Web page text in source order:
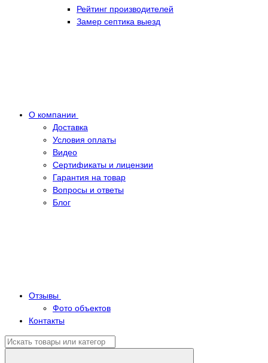
Рейтинг производителей
Замер септика выезд
О компании
Доставка
Условия оплаты
Видео
Сертификаты и лицензии
Гарантия на товар
Вопросы и ответы
Блог
Отзывы
Фото объектов
Контакты